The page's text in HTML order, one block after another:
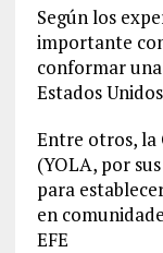
Según los
importante
conformar
Estados
Entre otros, la
(YOLA, por
para
en
EFE